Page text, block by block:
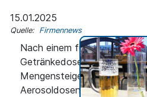
15.01.2025
Quelle: Firmennews
Nach einem für sie
Getränkedosenhersteller
Mengensteigerungen. In den
Aerosoldosen und Tuben